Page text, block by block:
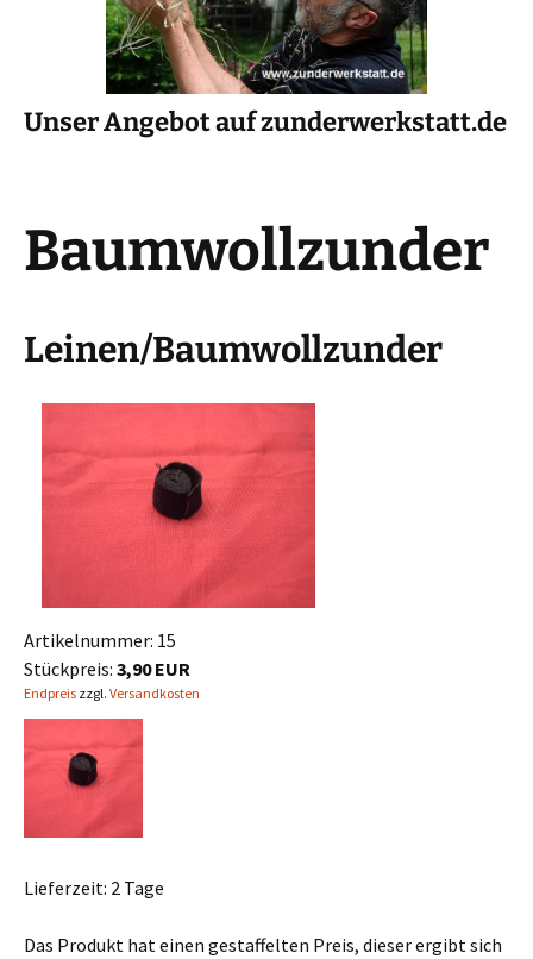
Unser Angebot auf zunderwerkstatt.de
Baumwollzunder
Leinen/Baumwollzunder
Artikelnummer: 15
Stückpreis: 3,90 EUR
Endpreis zzgl. Versandkosten
Lieferzeit: 2 Tage
Das Produkt hat einen gestaffelten Preis, dieser ergibt sich